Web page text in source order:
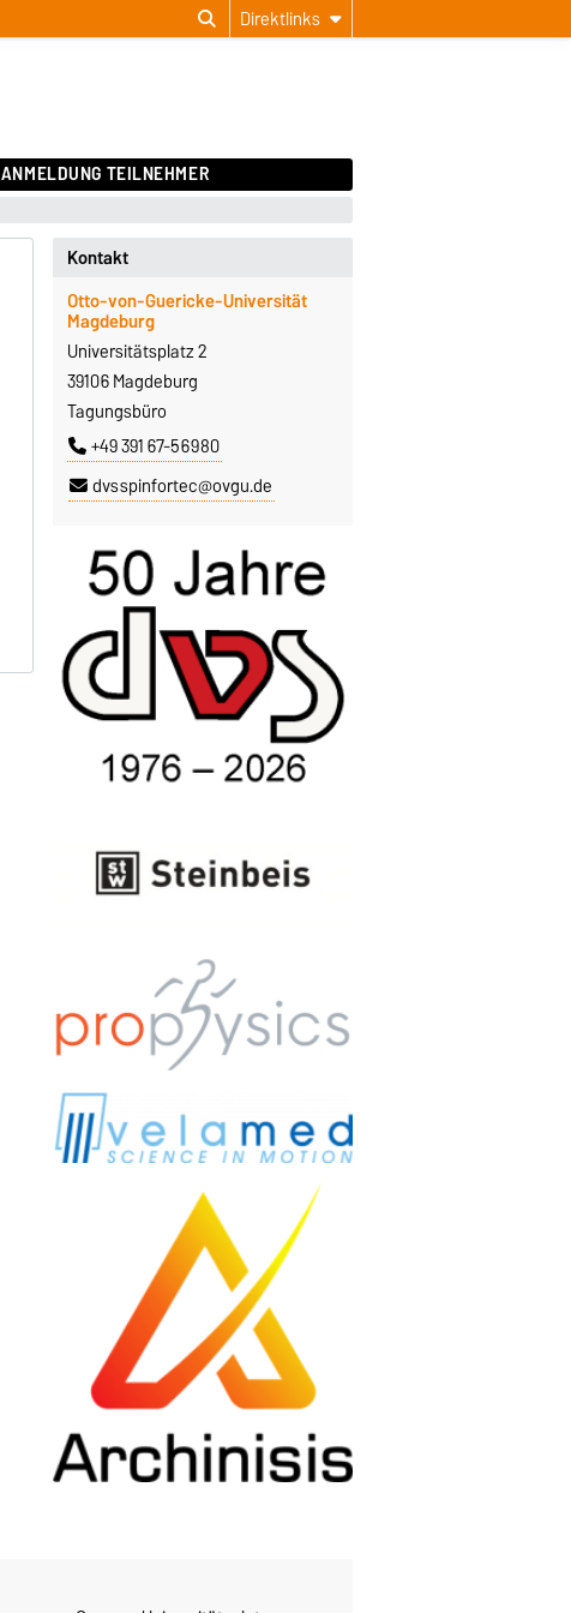
Direktlinks
ANMELDUNG TEILNEHMER
Kontakt
Otto-von-Guericke-Universität
Magdeburg
Universitätsplatz 2
39106 Magdeburg
Tagungsbüro
+49 391 67-56980
dvsspinfortec@ovgu.de